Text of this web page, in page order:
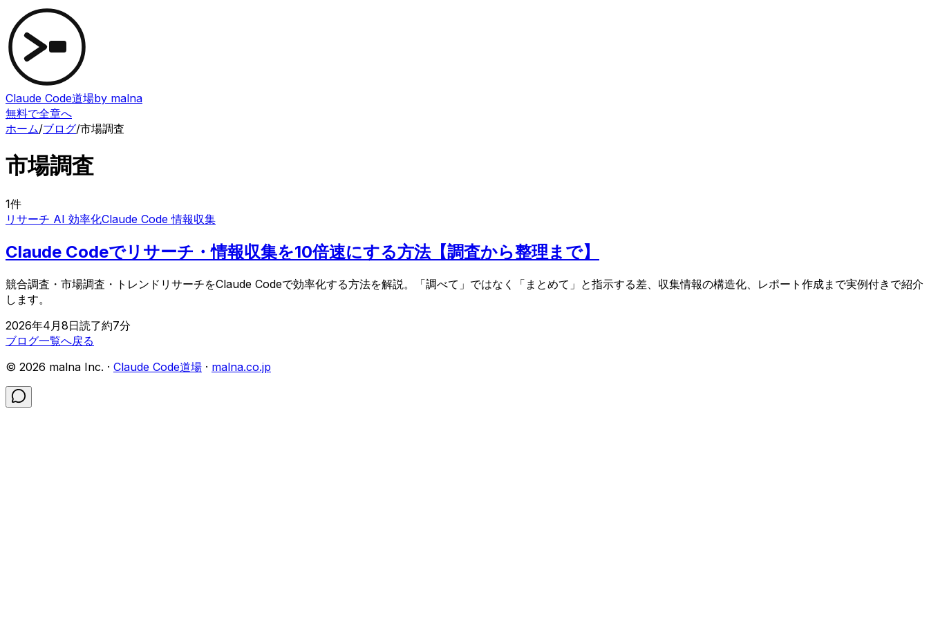
Claude Code道場by malna
無料で全章へ
ホーム/ブログ/市場調査
市場調査
1件
リサーチ AI 効率化Claude Code 情報収集
Claude Codeでリサーチ・情報収集を10倍速にする方法【調査から整理まで】
競合調査・市場調査・トレンドリサーチをClaude Codeで効率化する方法を解説。「調べて」ではなく「まとめて」と指示する差、収集情報の構造化、レポート作成まで実例付きで紹介
します。
2026年4月8日読了約7分
ブログ一覧へ戻る
© 2026 malna Inc. · Claude Code道場 · malna.co.jp